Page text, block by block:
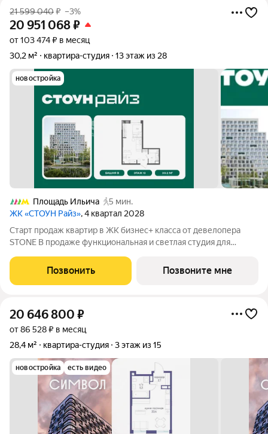
21 599 040₽ –3%
20 951 068₽
от 103 474 ₽ в месяц
30,2 м²
квартира-студия 13 этаж из 28
новостройка
Площадь Ильича
5 мин.
ЖК «СТОУН Райз», 4 квартал 2028
Старт продаж квартир в ЖК бизнес+ класса от девелопера
STONE В продаже функциональная и светлая студия для
молодым парам и небольшим семьям. Квартира расположена
в камерном низкоэтажном жилом
Позвонить Позвоните мне
20 646 800 ₽
от 86 528 ₽ в месяц
28,4 м²
квартира-студия 3 этаж из 15
новостройка есть видео